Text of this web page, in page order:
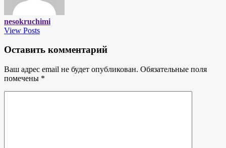
nesokruchimi
View Posts
Оставить комментарий
Ваш адрес email не будет опубликован. Обязательные поля
помечены *